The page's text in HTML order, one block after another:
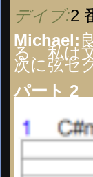
デイブ:2
Michael:
る、私は
次に弦セ
パート 2